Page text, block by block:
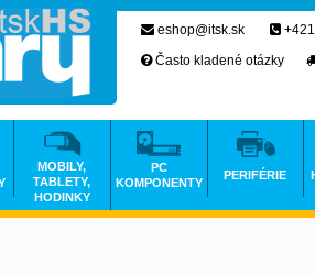
eshop@itsk.sk
Často kladené otázky
MOBILY,
TABLETY,
HODINKY
PC
KOMPONENTY
PERIFÉRIE